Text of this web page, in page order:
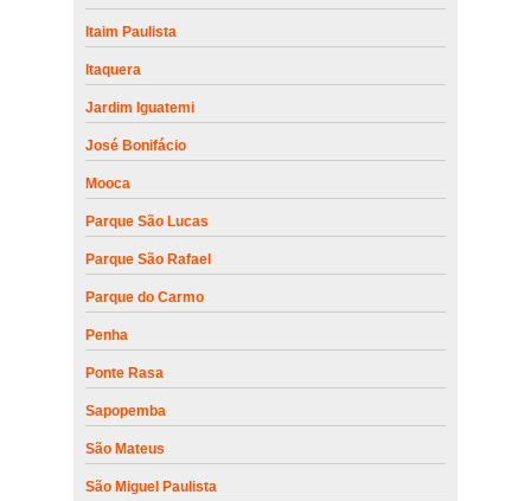
Itaim Paulista
Itaquera
Jardim Iguatemi
José Bonifácio
Mooca
Parque São Lucas
Parque São Rafael
Parque do Carmo
Penha
Ponte Rasa
Sapopemba
São Mateus
São Miguel Paulista